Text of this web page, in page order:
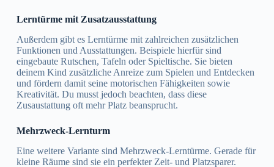
Lerntürme mit Zusatzausstattung
Außerdem gibt es Lerntürme mit zahlreichen zusätzlichen
Funktionen und Ausstattungen. Beispiele hierfür sind
eingebaute Rutschen, Tafeln oder Spieltische. Sie bieten
deinem Kind zusätzliche Anreize zum Spielen und Entdecken
und fördern damit seine motorischen Fähigkeiten sowie
Kreativität. Du musst jedoch beachten, dass diese
Zusaustattung oft mehr Platz beansprucht.
Mehrzweck-Lernturm
Eine weitere Variante sind Mehrzweck-Lerntürme. Gerade für
kleine Räume sind sie ein perfekter Zeit- und Platzsparer.